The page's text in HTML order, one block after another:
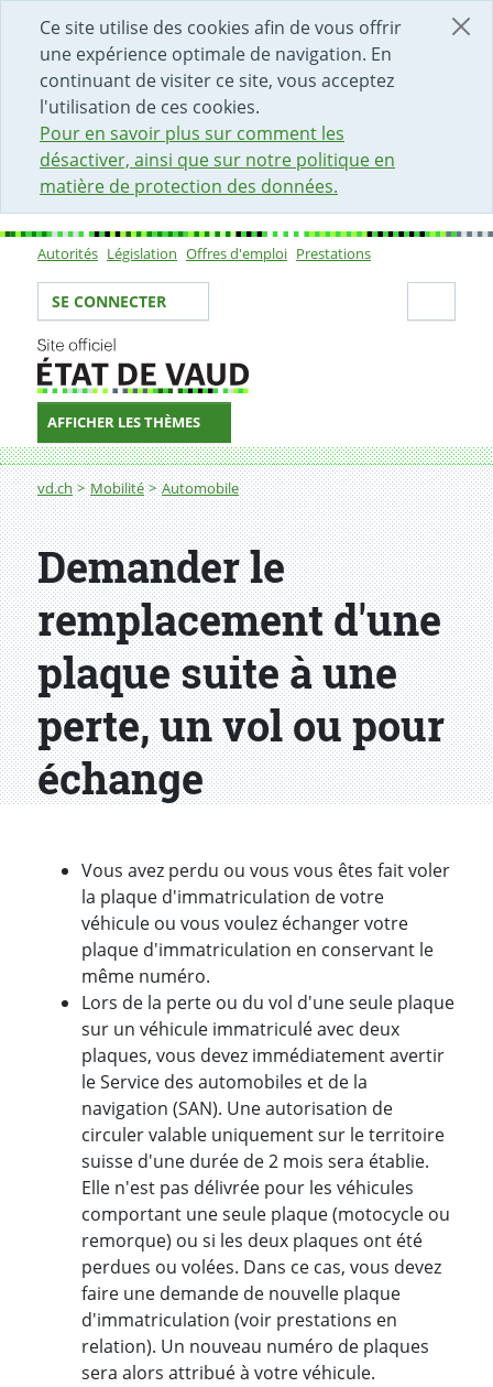
Ce site utilise des cookies afin de vous offrir
une expérience optimale de navigation. En
continuant de visiter ce site, vous acceptez
l'utilisation de ces cookies.
Pour en savoir plus sur comment les
désactiver, ainsi que sur notre politique en
matière de protection des données.
DÉBUT DU CONTENU DE LA PAGE
ACCÈS AU CHAMP DE RECHERCHE
PAGE D'ACCUEIL
FORMULAIRE DE CONTACT
Sous-navigation
Autorités Législation Offres d'emploi Prestations
Votre identité
SE CONNECTER
AFFICHER LES THÈMES
Fil d'Ariane
vd.ch Mobilité Automobile
Demander le remplacement d'une plaque suite à une
Demander le
remplacement d'une
plaque suite à une
perte, un vol ou pour
échange
Introduction
Vous avez perdu ou vous vous êtes fait voler
la plaque d'immatriculation de votre
véhicule ou vous voulez échanger votre
plaque d'immatriculation en conservant le
même numéro.
Lors de la perte ou du vol d'une seule plaque
sur un véhicule immatriculé avec deux
plaques, vous devez immédiatement avertir
le Service des automobiles et de la
navigation (SAN). Une autorisation de
circuler valable uniquement sur le territoire
suisse d'une durée de 2 mois sera établie.
Elle n'est pas délivrée pour les véhicules
comportant une seule plaque (motocycle ou
remorque) ou si les deux plaques ont été
perdues ou volées. Dans ce cas, vous devez
faire une demande de nouvelle plaque
d'immatriculation (voir prestations en
relation). Un nouveau numéro de plaques
sera alors attribué à votre véhicule.